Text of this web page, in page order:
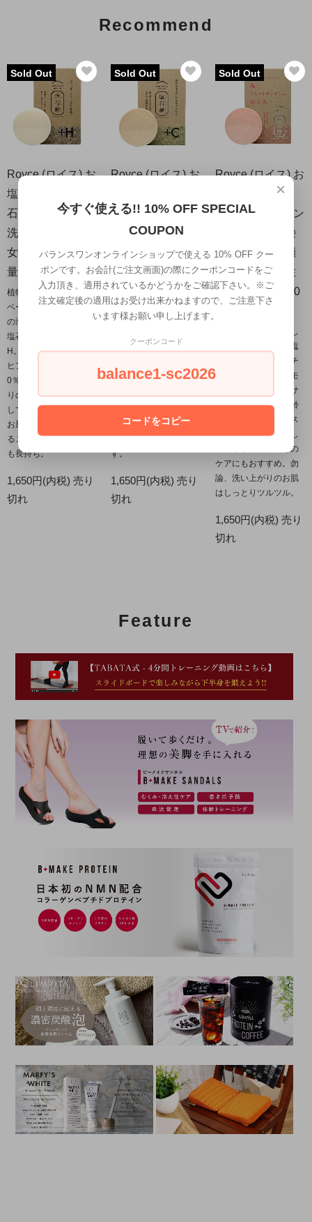
Recommend
Sold Out
Royce (ロイス) お
塩のめぐみ+H 塩
石鹸 固形石けん
洗顔 レディース
女性 日本製 内容
量 80g
植物性の石ケン素地を
ベースに、瀬戸内海産
の海塩を20％配合した
塩石鹸、お塩のめぐみ+
H。真空加圧製法により
ヒアルロン酸の力を10
0％利用出来、洗い上が
りのしっとり感を実感
して頂けます。また、
お風呂でも石鹸が溶け
ることがなく、とって
も長持ち。
1,650円(内税) 売り
切れ
Sold Out
Royce (ロイス) お
石鹸 固形石けん
洗顔 レディース
女性 日本製 内容
量 80g
ミネラルたっぷりの瀬
戸内海産のお塩を20％
配合した塩石鹸に、茶
葉に含まれるカテキン
をたっぷり含ませた塩
石鹸、お塩のめぐみ+
C。カテキンには消臭効
果があり、匂いが気に
め。洗顔だけでなく身
体用にもお使い頂けま
す。
1,650円(内税)売り
切れ
Sold Out
Royce (ロイス) お
塩のめぐみ 塩と
アスタキサンチン
のめぐみ 塩石鹸
固形石けん 洗顔
レディース 女性
日本製 内容量 80
ヒアルロン酸を配合し
たしっとりタイプの塩
石鹸にアスタキサンチ
ンを追加したニューモ
デル、塩とアスタキサ
ンチンのめぐみ。年齢
肌のケアができるアス
タキサンチンを配合し
ているから、日焼けの
ケアにもおすすめ。勿
論、洗い上がりのお肌
はしっとりツルツル。
1,650円(内税) 売り
切れ
Feature
×
今すぐ使える!! 10% OFF SPECIAL
COUPON
バランスワンオンラインショップで使える 10% OFF クー
ポンです。お会計(ご注文画面)の際にクーポンコードをご
入力頂き、適用されているかどうかをご確認下さい。※ご
注文確定後の適用はお受け出来かねますので、ご注意下さ
います様お願い申し上げます。
クーポンコード
balance1-sc2026
コードをコピー